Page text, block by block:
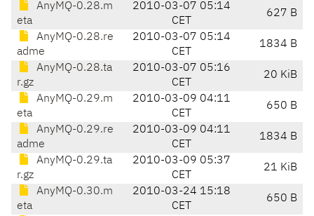
AnyMQ-0.28.m
eta
2010-03-07 05:14
CET
627 B
AnyMQ-0.28.re
adme
2010-03-07 05:14
CET
1834 B
AnyMQ-0.28.ta
r.gz
2010-03-07 05:16
CET
20 KiB
AnyMQ-0.29.m
eta
2010-03-09 04:11
CET
650 B
AnyMQ-0.29.re
adme
2010-03-09 04:11
CET
1834 B
AnyMQ-0.29.ta
r.gz
2010-03-09 05:37
CET
21 KiB
AnyMQ-0.30.m
eta
2010-03-24 15:18
CET
650 B